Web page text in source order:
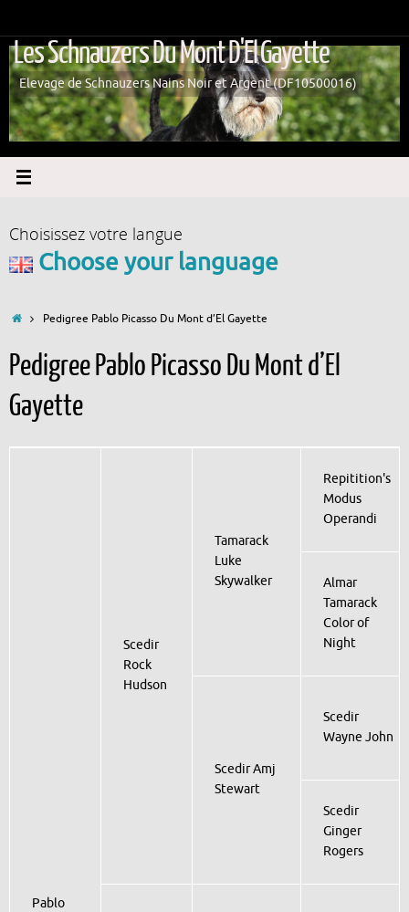
contenu
Les Schnauzers Du Mont D'El Gayette
Elevage de Schnauzers Nains Noir et Argent (DF10500016)
Choisissez votre langue
Choose your language
AccueilPedigree Pablo Picasso Du Mont d’El Gayette
Pedigree Pablo Picasso Du Mont d’El
Gayette
Pablo
Scedir
Rock
Hudson
Tamarack
Luke
Skywalker
Repitition's
Modus
Operandi
Almar
Tamarack
Color of
Night
Scedir Amj
Stewart
Scedir
Wayne John
Scedir
Ginger
Rogers